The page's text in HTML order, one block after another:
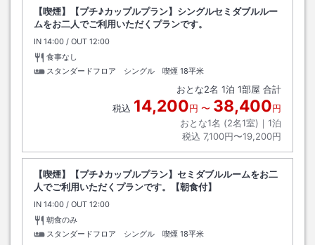
【喫煙】【プチ♪カップルプラン】シングルセミダブルルー
ムをお二人でご利用いただくプランです。
IN チェックイン
14:00 / OUT チェックアウト
12:00
食事なし
スタンダードフロア シングル 喫煙 18平米
おとな2名 1泊 1部屋 合計
税込 14,200円 〜 38,400円
おとな1名 (2名1室)｜ 1泊
税込 7,100円〜19,200円
【喫煙】【プチ♪カップルプラン】セミダブルルームをお二
人でご利用いただくプランです。【朝食付】
IN チェックイン
14:00 / OUT チェックアウト
12:00
朝食のみ
スタンダードフロア シングル 喫煙 18平米